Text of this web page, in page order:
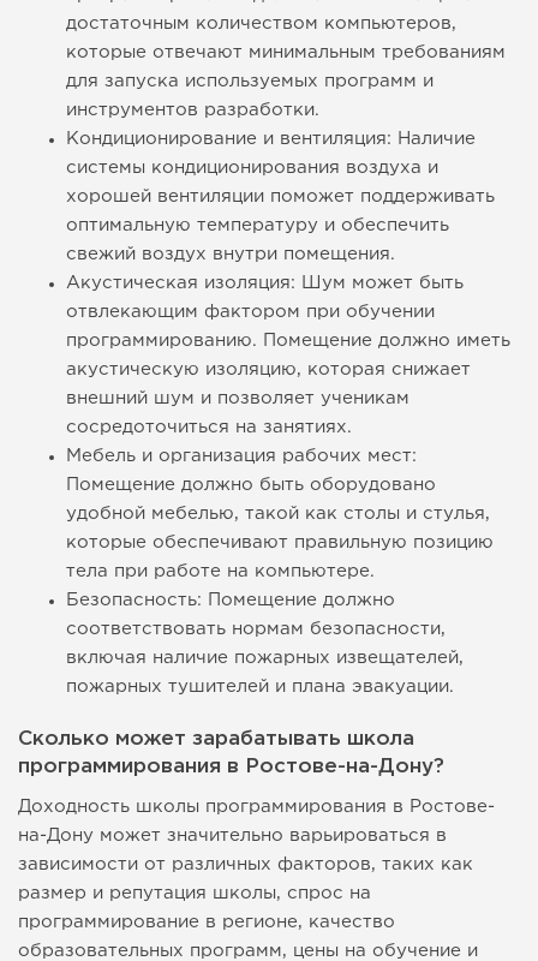
достаточным количеством компьютеров,
которые отвечают минимальным требованиям
для запуска используемых программ и
инструментов разработки.
Кондиционирование и вентиляция: Наличие
системы кондиционирования воздуха и
хорошей вентиляции поможет поддерживать
оптимальную температуру и обеспечить
свежий воздух внутри помещения.
Акустическая изоляция: Шум может быть
отвлекающим фактором при обучении
программированию. Помещение должно иметь
акустическую изоляцию, которая снижает
внешний шум и позволяет ученикам
сосредоточиться на занятиях.
Мебель и организация рабочих мест:
Помещение должно быть оборудовано
удобной мебелью, такой как столы и стулья,
которые обеспечивают правильную позицию
тела при работе на компьютере.
Безопасность: Помещение должно
соответствовать нормам безопасности,
включая наличие пожарных извещателей,
пожарных тушителей и плана эвакуации.
Сколько может зарабатывать школа
программирования в Ростове-на-Дону?
Доходность школы программирования в Ростове-
на-Дону может значительно варьироваться в
зависимости от различных факторов, таких как
размер и репутация школы, спрос на
программирование в регионе, качество
образовательных программ, цены на обучение и